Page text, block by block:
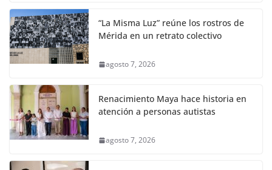
“La Misma Luz” reúne los rostros de
Mérida en un retrato colectivo
agosto 7, 2026
Renacimiento Maya hace historia en
atención a personas autistas
agosto 7, 2026